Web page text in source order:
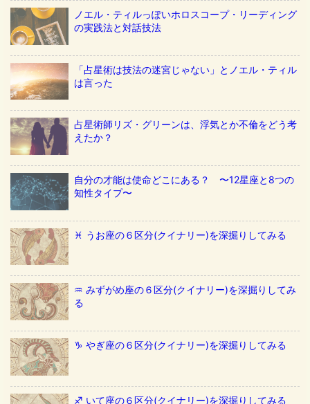
ノエル・ティルっぽいホロスコープ・リーディング
の実践法と対話技法
「占星術は技法の迷宮じゃない」とノエル・ティル
は言った
占星術師リズ・グリーンは、浮気とか不倫をどう考
えたか？
自分の才能は使命どこにある？ 〜12星座と8つの
知性タイプ〜
♓️ うお座の６区分(クイナリー)を深掘りしてみる
♒️ みずがめ座の６区分(クイナリー)を深掘りしてみ
る
♑️ やぎ座の６区分(クイナリー)を深掘りしてみる
♐️ いて座の６区分(クイナリー)を深掘りしてみる